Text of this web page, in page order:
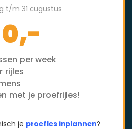
t/m 31 augustus
0,-
per week
rijles
met je proefrijles!
je proefles inplannen?